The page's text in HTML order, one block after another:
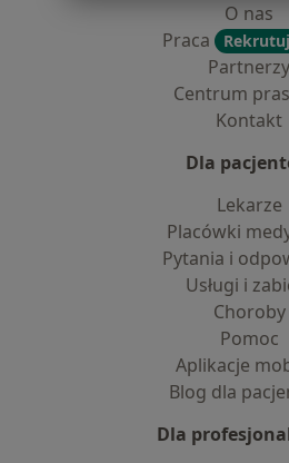
O nas
Praca
Partnerzy
Centrum
Kontakt
Dla
Lekarze
Placówki
Pytania i
Usługi i
Choroby
Pomoc
Aplikacje
Blog dla
Dla